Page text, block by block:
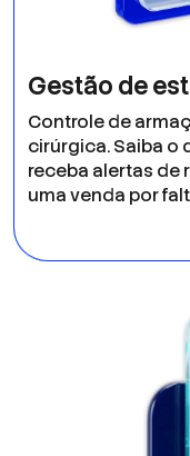
Gestão de
Controle de
cirúrgica. Saiba o
receba alertas de
uma venda por